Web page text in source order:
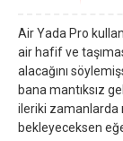
Air Yada Pro
air hafif ve
alacağını
bana mantıksız
ileriki zamanlarda
bekleyeceksen